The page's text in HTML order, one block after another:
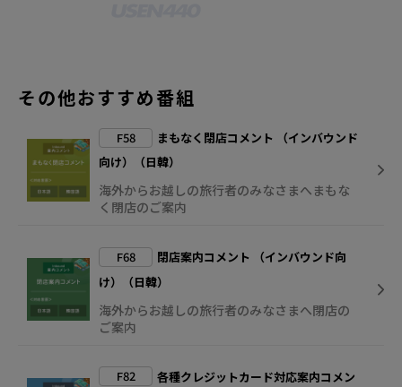
その他おすすめ番組
F58
まもなく閉店コメント （インバウンド
向け）（日韓）
海外からお越しの旅行者のみなさまへまもな
く閉店のご案内
F68
閉店案内コメント （インバウンド向
け）（日韓）
海外からお越しの旅行者のみなさまへ閉店の
ご案内
F82
各種クレジットカード対応案内コメン